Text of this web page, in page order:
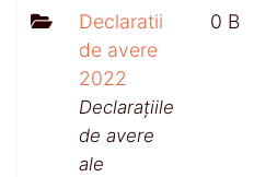
Declaratii
de avere
2022
Declarațiile
de avere
ale
0 B